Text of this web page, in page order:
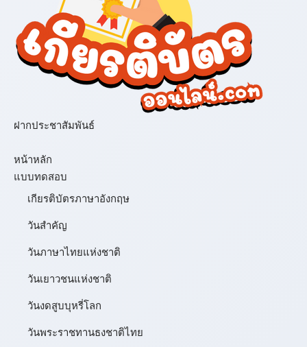
ฝากประชาสัมพันธ์
หน้าหลัก
แบบทดสอบ
เกียรติบัตรภาษาอังกฤษ
วันสำคัญ
วันภาษาไทยแห่งชาติ
วันเยาวชนแห่งชาติ
วันงดสูบบุหรี่โลก
วันพระราชทานธงชาติไทย